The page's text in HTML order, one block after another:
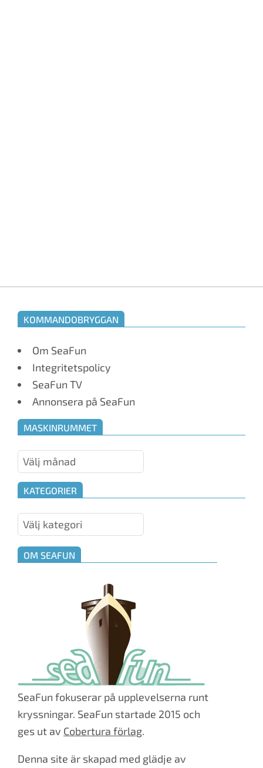
KOMMANDOBRYGGAN
Om SeaFun
Integritetspolicy
SeaFun TV
Annonsera på SeaFun
MASKINRUMMET
Maskinrummet
KATEGORIER
Kategorier
OM SEAFUN
SeaFun fokuserar på upplevelserna runt
kryssningar. SeaFun startade 2015 och
ges ut av Cobertura förlag.
Denna site är skapad med glädje av